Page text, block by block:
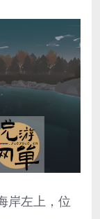
岸左上，位